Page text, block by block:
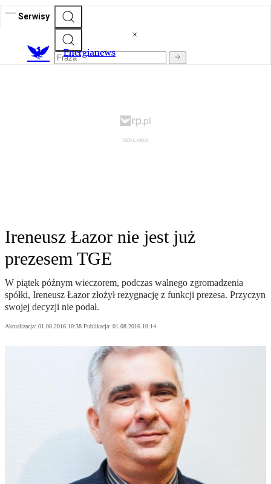
Serwisy
Energianews
Ireneusz Łazor nie jest już
prezesem TGE
W piątek późnym wieczorem, podczas walnego zgromadzenia
spółki, Ireneusz Łazor złożył rezygnację z funkcji prezesa. Przyczyn
swojej decyzji nie podał.
Aktualizacja: 01.08.2016 10:38 Publikacja: 01.08.2016 10:14